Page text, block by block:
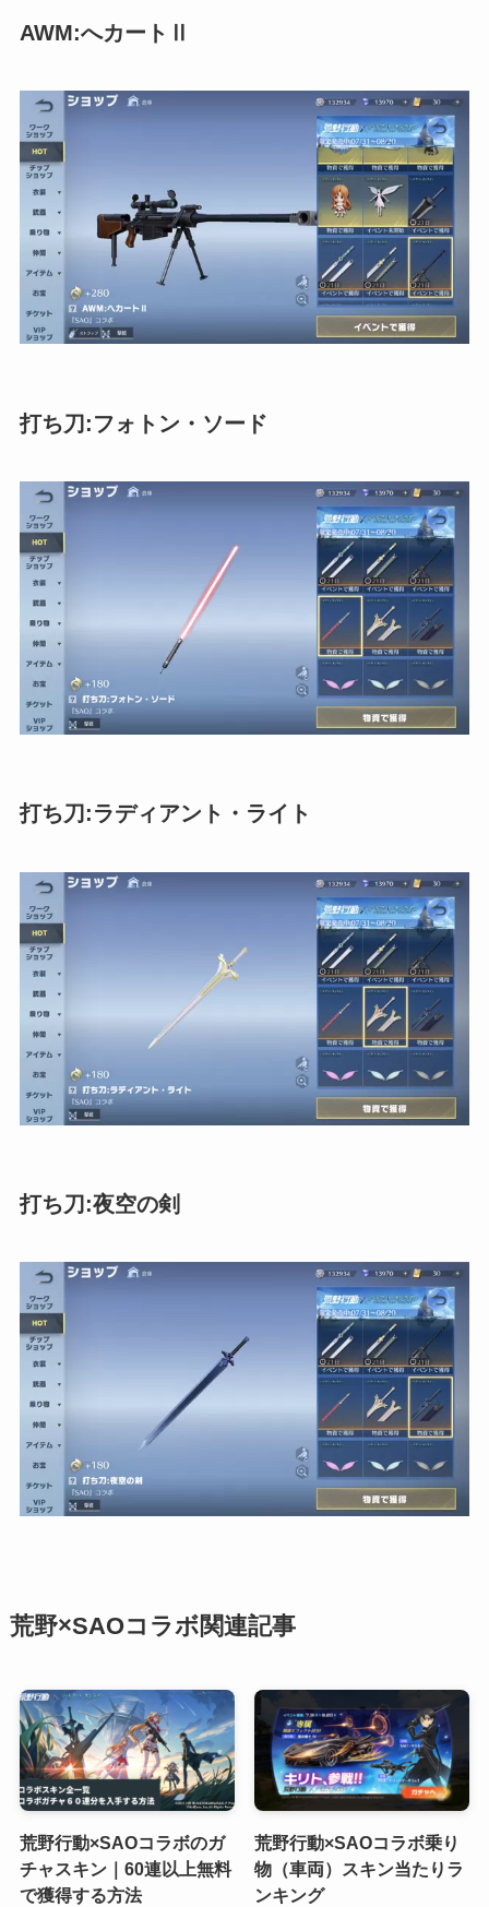
AWM:へカートⅡ
打ち刀:フォトン・ソード
打ち刀:ラディアント・ライト
打ち刀:夜空の剣
荒野×SAOコラボ関連記事
荒野行動×SAOコラボのガ
チャスキン｜60連以上無料
で獲得する方法
荒野行動×SAOコラボ乗り
物（車両）スキン当たりラ
ンキング